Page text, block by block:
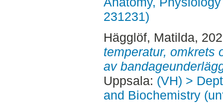
231231)
Hägglöf, Matilda,
temperatur, omkrets
av
Uppsala: (VH) >
and Biochemistry